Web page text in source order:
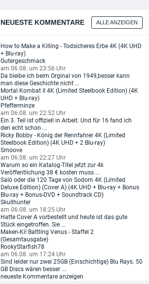
NEUESTE KOMMENTARE ALLE ANZEIGEN
How to Make a Killing - Todsicheres Erbe 4K (4K UHD
+ Blu-ray)
Gutergeschmack
am 06.08. um 23:56 Uhr
Da bleibe ich beim Orginal von 1949,besser kann
man diese Geschichte nicht ...
Mortal Kombat II 4K (Limited Steelbook Edition) (4K
UHD + Blu-ray)
Pfefferminze
am 06.08. um 22:52 Uhr
Ein 3. Teil ist offiziell in Arbeit. Und für 16 fand ich
den echt schon ...
Ricky Bobby - König der Rennfahrer 4K (Limited
Steelbook Edition) (4K UHD + 2 Blu-ray)
Smoove
am 06.08. um 22:27 Uhr
Warum so ein Katalog-Titel jetzt zur 4k
Veröffentlichung 38 € kosten muss ...
Salò oder die 120 Tage von Sodom 4K (Limited
Deluxe Edition) (Cover A) (4K UHD + Blu-ray + Bonus
Blu-ray + Bonus-DVD + Soundtrack CD)
Skullhunter
am 06.08. um 18:25 Uhr
Hatte Cover A vorbestellt und heute ist das gute
Stück eingetroffen. Sie ...
Maken-Ki! Battling Venus - Staffel 2
(Gesamtausgabe)
RookyStarfish78
am 06.08. um 17:24 Uhr
Sind leider nur zwei 25GB (Einschichtige) Blu Rays. 50
GB Discs wären besser ...
neueste Kommentare anzeigen